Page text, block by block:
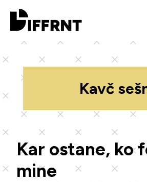
Kavč
Kar ostane, ko
mine